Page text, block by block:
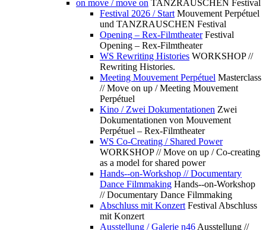
on move / move on TANZRAUSCHEN Festival
Festival 2026 / Start Mouvement Perpétuel
und TANZRAUSCHEN Festival
Opening – Rex-Filmtheater Festival
Opening – Rex-Filmtheater
WS Rewriting Histories WORKSHOP //
Rewriting Histories.
Meeting Mouvement Perpétuel Masterclass
// Move on up / Meeting Mouvement
Perpétuel
Kino / Zwei Dokumentationen Zwei
Dokumentationen von Mouvement
Perpétuel – Rex-Filmtheater
WS Co-Creating / Shared Power
WORKSHOP // Move on up / Co-creating
as a model for shared power
Hands--on-Workshop // Documentary
Dance Filmmaking Hands--on-Workshop
// Documentary Dance Filmmaking
Abschluss mit Konzert Festival Abschluss
mit Konzert
Ausstellung / Galerie n46 Ausstellung //